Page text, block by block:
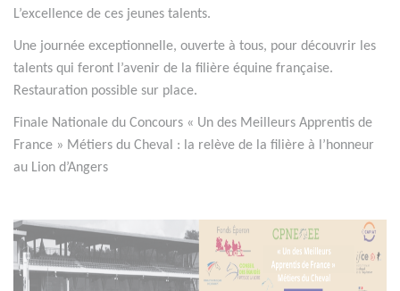
L’excellence de ces jeunes talents.
Une journée exceptionnelle, ouverte à tous, pour découvrir les
talents qui feront l’avenir de la filière équine française.
Restauration possible sur place.
Finale Nationale du Concours « Un des Meilleurs Apprentis de
France » Métiers du Cheval : la relève de la filière à l’honneur
au Lion d’Angers